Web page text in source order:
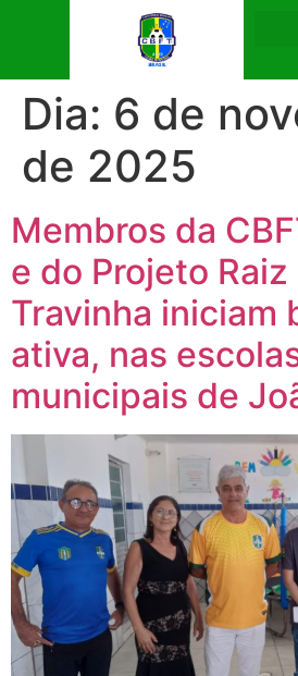
Dia: 6 de
de 2025
Membros da
e do Projeto
Travinha iniciam
ativa, nas
municipais de